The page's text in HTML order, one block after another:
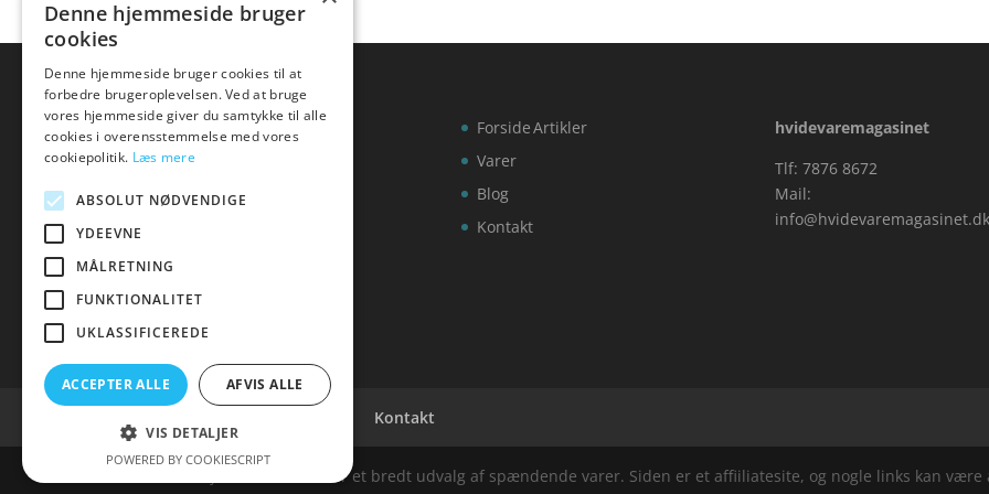
Forside
Varer
Blog
Kontakt
Artikler
hvidevaremagasinet
Tlf: 7876 8672
Mail:
info@hvidevaremagasinet.dk
Kontakt
Denne hjemmeside samler et bredt udvalg af spændende varer. Siden er et affiiliatesite, og nogle links kan være
Denne hjemmeside bruger
cookies
Denne hjemmeside bruger cookies til at
forbedre brugeroplevelsen. Ved at bruge
vores hjemmeside giver du samtykke til alle
cookies i overensstemmelse med vores
cookiepolitik. Læs mere
ABSOLUT NØDVENDIGE
YDEEVNE
MÅLRETNING
FUNKTIONALITET
UKLASSIFICEREDE
ACCEPTER ALLE AFVIS ALLE
VIS DETALJER
POWERED BY COOKIESCRIPT